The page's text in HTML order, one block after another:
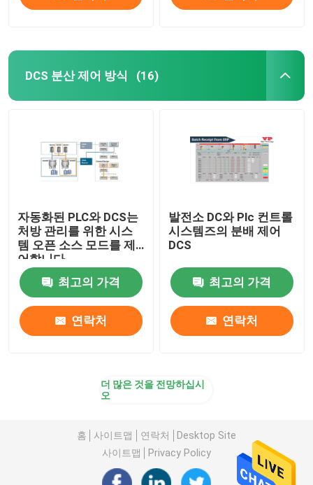
DCS 분산 제어 방식 (16)
자동화된 PLC와 DCS는
처방 관리를 위한 시스
템 오픈 소스 모드를 제
어합니다
최고의 가격
연락처
발전소 DC와 Plc 컨트롤
시스템즈의 분배 제어
DCS
최고의 가격
연락처
더 많은 것을 전망하십시
오
홈 사이트맵 연락처
Desktop Site
사이트맵
Privacy Policy